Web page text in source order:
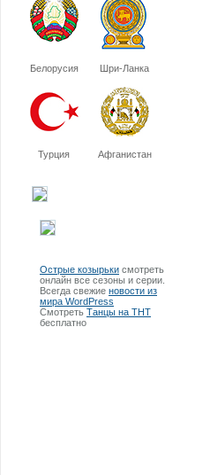
Белорусия Шри-Ланка
Турция Афганистан
Острые козырьки смотреть
онлайн все сезоны и серии.
Всегда свежие новости из
мира WordPress
Смотреть Танцы на ТНТ
бесплатно